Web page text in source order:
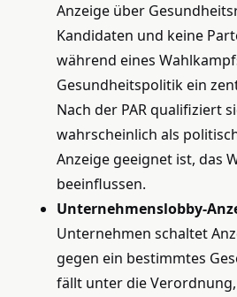
Anzeige über
Kandidaten und keine
während eines
Gesundheitspolitik ein
Nach der PAR qualifiziert
wahrscheinlich als
Anzeige geeignet ist, das
beeinflussen.
Unternehmenslobby-
Unternehmen schaltet
gegen ein bestimmtes
fällt unter die